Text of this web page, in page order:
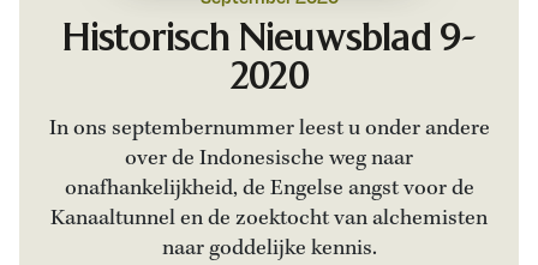
Historisch Nieuwsblad 9-
2020
In ons septembernummer leest u onder andere
over de Indonesische weg naar
onafhankelijkheid, de Engelse angst voor de
Kanaaltunnel en de zoektocht van alchemisten
naar goddelijke kennis.